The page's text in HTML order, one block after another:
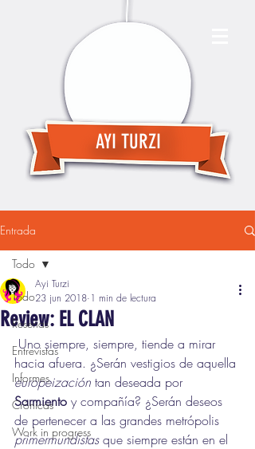
AYI TURZI
Entrada
Todo
Reseñas
Entrevistas
Informes
Crónicas
Work in progress
Todo
Review: EL CLAN
Ayi Turzi
23 jun 2018 1 min de lectura
Uno siempre, siempre, tiende a mirar
hacia afuera. ¿Serán vestigios de aquella
europeización tan deseada por
Sarmiento y compañía? ¿Serán deseos
de pertenecer a las grandes metrópolis
primermundistas que siempre están en el